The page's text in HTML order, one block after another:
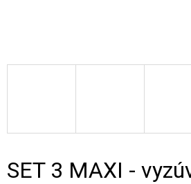
SET 3 MAXI -